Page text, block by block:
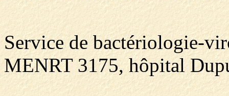
Service de bactériologie-
MENRT 3175, hôpital